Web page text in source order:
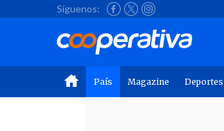
Síguenos:
País Magazine Deportes